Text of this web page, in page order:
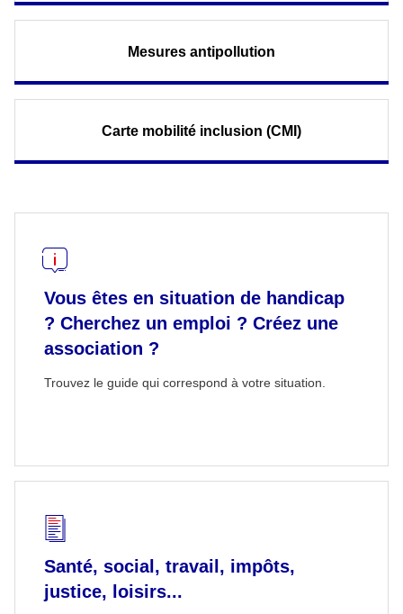
Mesures antipollution
Carte mobilité inclusion (CMI)
Vous êtes en situation de handicap
? Cherchez un emploi ? Créez une
association ?
Trouvez le guide qui correspond à votre situation.
Santé, social, travail, impôts,
justice, loisirs...